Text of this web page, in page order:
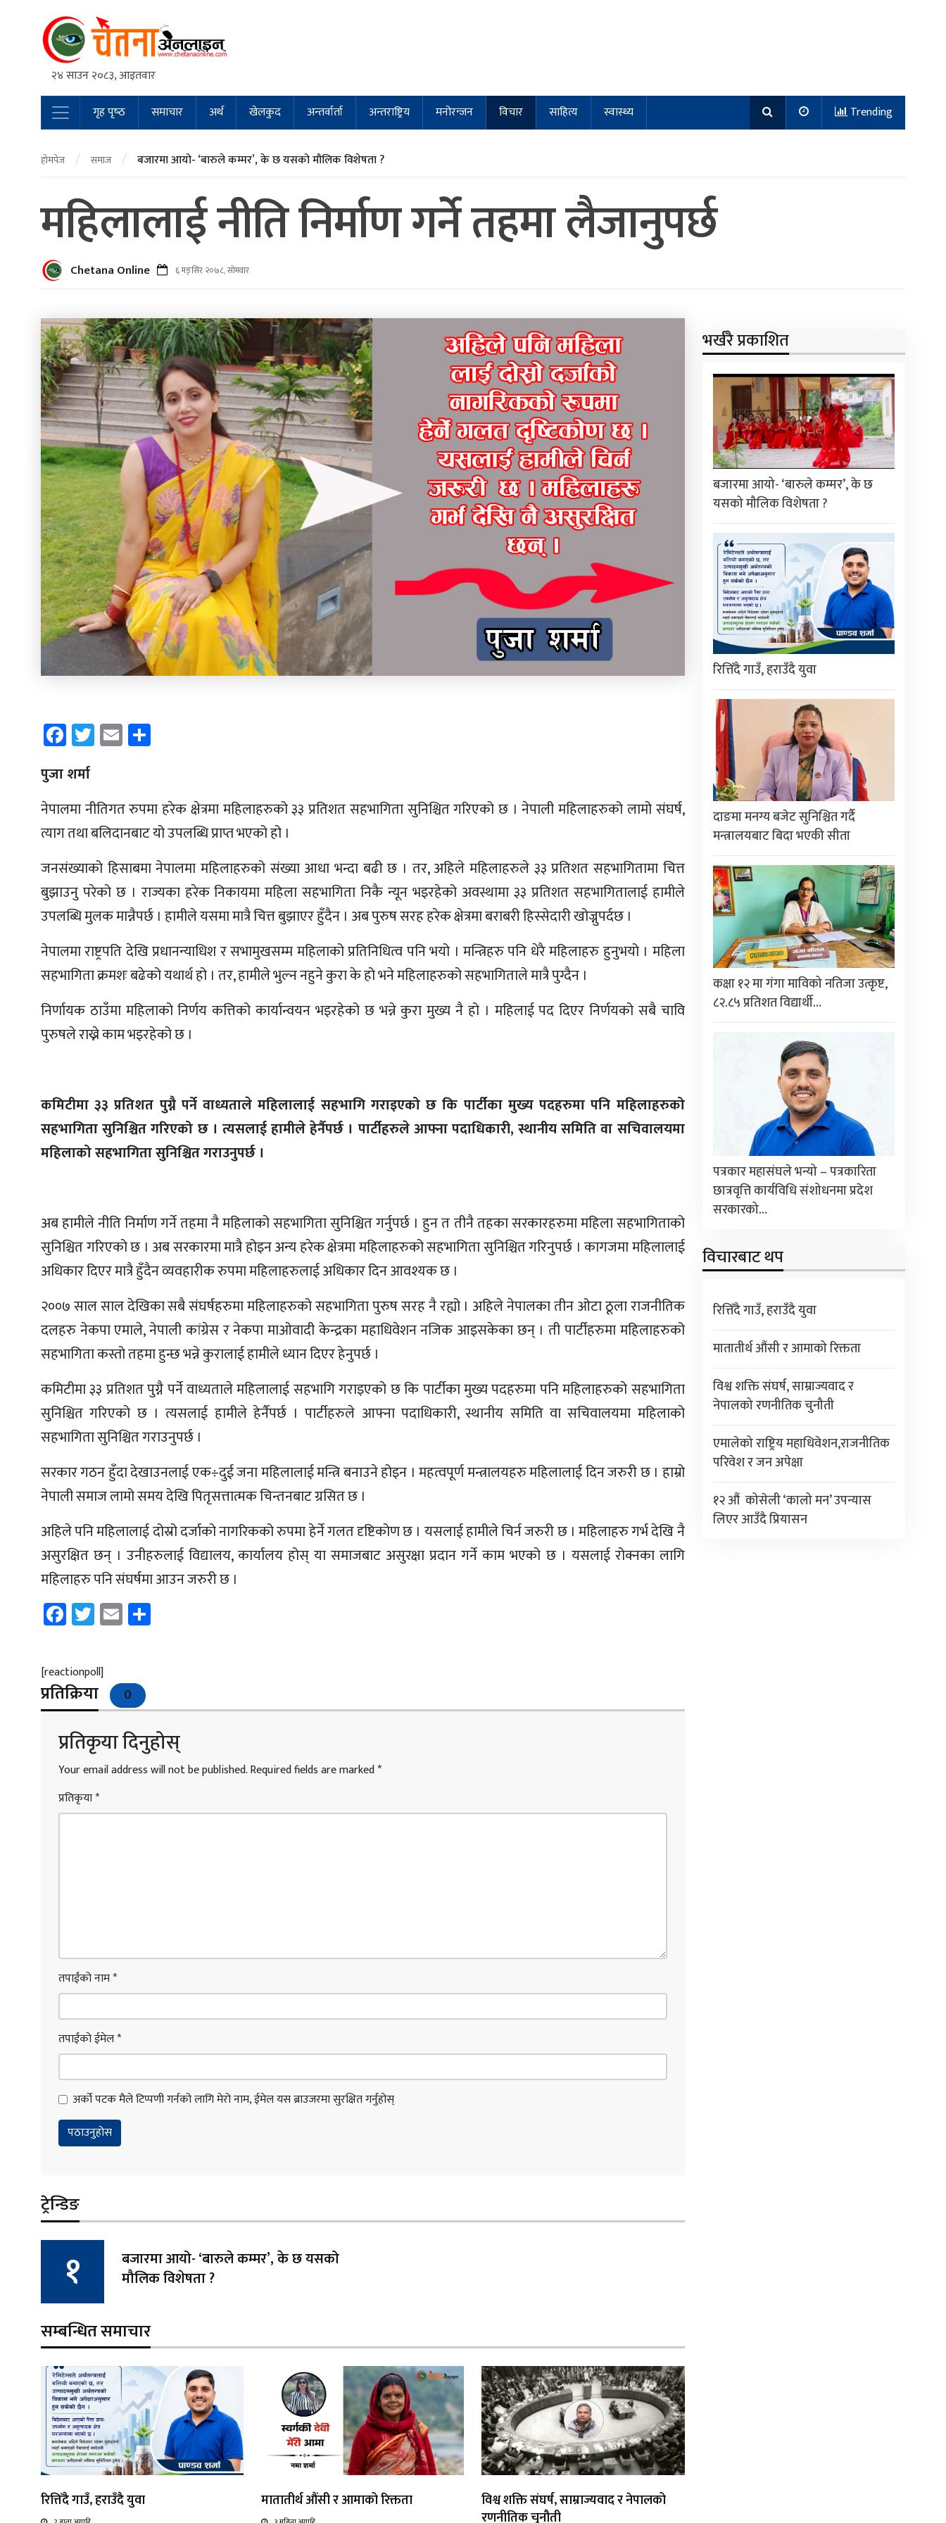
२४ साउन २०८३, आइतवार
Main Navigation
गृह पृष्‍ठ समाचार अर्थ खेलकुद अन्तर्वार्ता अन्तराष्ट्रिय मनोरन्जन विचार साहित्य स्वास्थ्य Trending
होमपेज / समाज / बजारमा आयो- ‘बारुले कम्मर’, के छ यसको मौलिक विशेषता ?
महिलालाई नीति निर्माण गर्ने तहमा लैजानुपर्छ
Chetana Online ६ मङ्सिर २०७८, सोमवार
Facebook
Twitter
Email
पुजा शर्मा
नेपालमा नीतिगत रुपमा हरेक क्षेत्रमा महिलाहरुको ३३ प्रतिशत सहभागिता सुनिश्चित गरिएको छ । नेपाली महिलाहरुको लामो संघर्ष,
त्याग तथा बलिदानबाट यो उपलब्धि प्राप्त भएको हो ।
जनसंख्याको हिसाबमा नेपालमा महिलाहरुको संख्या आधा भन्दा बढी छ । तर, अहिले महिलाहरुले ३३ प्रतिशत सहभागितामा चित्त
बुझाउनु परेको छ । राज्यका हरेक निकायमा महिला सहभागिता निकै न्यून भइरहेको अवस्थामा ३३ प्रतिशत सहभागितालाई हामीले
उपलब्धि मुलक मान्नैपर्छ । हामीले यसमा मात्रै चित्त बुझाएर हुँदैन । अब पुरुष सरह हरेक क्षेत्रमा बराबरी हिस्सेदारी खोज्नुपर्दछ ।
नेपालमा राष्ट्रपति देखि प्रधानन्याधिश र सभामुखसम्म महिलाको प्रतिनिधित्व पनि भयो । मन्त्रिहरु पनि धेरै महिलाहरु हुनुभयो । महिला
सहभागिता क्रमशः बढेको यथार्थ हो । तर, हामीले भुल्न नहुने कुरा के हो भने महिलाहरुको सहभागिताले मात्रै पुग्दैन ।
निर्णायक ठाउँमा महिलाको निर्णय कत्तिको कार्यान्वयन भइरहेको छ भन्ने कुरा मुख्य नै हो । महिलाई पद दिएर निर्णयको सबै चावि
पुरुषले राख्ने काम भइरहेको छ ।
कमिटीमा ३३ प्रतिशत पुग्नै पर्ने वाध्यताले महिलालाई सहभागि गराइएको छ कि पार्टीका मुख्य पदहरुमा पनि महिलाहरुको
सहभागिता सुनिश्चित गरिएको छ । त्यसलाई हामीले हेर्नैपर्छ । पार्टीहरुले आफ्ना पदाधिकारी, स्थानीय समिति वा सचिवालयमा
महिलाको सहभागिता सुनिश्चित गराउनुपर्छ ।
अब हामीले नीति निर्माण गर्ने तहमा नै महिलाको सहभागिता सुनिश्चित गर्नुपर्छ । हुन त तीनै तहका सरकारहरुमा महिला सहभागिताको
सुनिश्चित गरिएको छ । अब सरकारमा मात्रै होइन अन्य हरेक क्षेत्रमा महिलाहरुको सहभागिता सुनिश्चित गरिनुपर्छ । कागजमा महिलालाई
अधिकार दिएर मात्रै हुँदैन व्यवहारीक रुपमा महिलाहरुलाई अधिकार दिन आवश्यक छ ।
२००७ साल साल देखिका सबै संघर्षहरुमा महिलाहरुको सहभागिता पुरुष सरह नै रह्यो । अहिले नेपालका तीन ओटा ठूला राजनीतिक
दलहरु नेकपा एमाले, नेपाली कांग्रेस र नेकपा माओवादी केन्द्रका महाधिवेशन नजिक आइसकेका छन् । ती पार्टीहरुमा महिलाहरुको
सहभागिता कस्तो तहमा हुन्छ भन्ने कुरालाई हामीले ध्यान दिएर हेनुपर्छ ।
कमिटीमा ३३ प्रतिशत पुग्नै पर्ने वाध्यताले महिलालाई सहभागि गराइएको छ कि पार्टीका मुख्य पदहरुमा पनि महिलाहरुको सहभागिता
सुनिश्चित गरिएको छ । त्यसलाई हामीले हेर्नैपर्छ । पार्टीहरुले आफ्ना पदाधिकारी, स्थानीय समिति वा सचिवालयमा महिलाको
सहभागिता सुनिश्चित गराउनुपर्छ ।
सरकार गठन हुँदा देखाउनलाई एक÷दुई जना महिलालाई मन्त्रि बनाउने होइन । महत्वपूर्ण मन्त्रालयहरु महिलालाई दिन जरुरी छ । हाम्रो
नेपाली समाज लामो समय देखि पितृसत्तात्मक चिन्तनबाट ग्रसित छ ।
अहिले पनि महिलालाई दोस्रो दर्जाको नागरिकको रुपमा हेर्ने गलत दृष्टिकोण छ । यसलाई हामीले चिर्न जरुरी छ । महिलाहरु गर्भ देखि नै
असुरक्षित छन् । उनीहरुलाई विद्यालय, कार्यालय होस् या समाजबाट असुरक्षा प्रदान गर्ने काम भएको छ । यसलाई रोक्नका लागि
महिलाहरु पनि संघर्षमा आउन जरुरी छ ।
Facebook
Twitter
Email
[reactionpoll]
प्रतिक्रिया 0
प्रतिकृया दिनुहोस्
Your email address will not be published.Required fields are marked*
प्रतिकृया*
तपाईंको नाम*
तपाईंको ईमेल*
अर्को पटक मैले टिप्पणी गर्नको लागि मेरो नाम, ईमेल यस ब्राउजरमा सुरक्षित गर्नुहोस्
ट्रेन्डिङ
बजारमा आयो- ‘बारुले कम्मर’, के छ यसको
मौलिक विशेषता ?
सम्बन्धित समाचार
रित्तिँदै गाउँ, हराउँदै युवा मातातीर्थ औंसी र आमाको रिक्तता
विश्व शक्ति संघर्ष, साम्राज्यवाद र नेपालको
रणनीतिक चुनौती
भर्खरै प्रकाशित
बजारमा आयो- ‘बारुले कम्मर’, के छ
यसको मौलिक विशेषता ?
रित्तिँदै गाउँ, हराउँदै युवा
दाङमा मनग्य बजेट सुनिश्चित गर्दै
मन्त्रालयबाट बिदा भएकी सीता
कक्षा १२ मा गंगा माविको नतिजा उत्कृष्ट,
८२.८५ प्रतिशत विद्यार्थी…
पत्रकार महासंघले भन्यो – पत्रकारिता
छात्रवृत्ति कार्यविधि संशोधनमा प्रदेश
सरकारको…
विचारबाट थप
रित्तिँदै गाउँ, हराउँदै युवा
मातातीर्थ औंसी र आमाको रिक्तता
विश्व शक्ति संघर्ष, साम्राज्यवाद र
नेपालको रणनीतिक चुनौती
एमालेको राष्ट्रिय महाधिवेशन,राजनीतिक
परिवेश र जन अपेक्षा
१२ औं कोसेली ‘कालो मन’ उपन्यास
लिएर आउँदै प्रियासन